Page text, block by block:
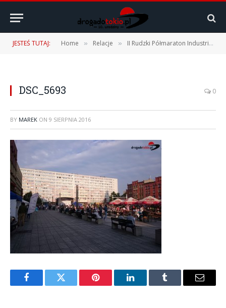
JESTEŚ TUTAJ: Home » Relacje » II Rudzki Półmaraton Industrialny – 06.08.2016 r.
DSC_5693 0
BY MAREK ON 9 SIERPNIA 2016
FacebookTwitter Pinterest LinkedInTumblr Email